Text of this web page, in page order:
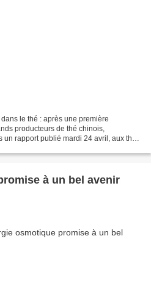
le thé : après une première
producteurs de thé chinois,
rapport publié mardi 24 avril, aux thés
à un bel avenir